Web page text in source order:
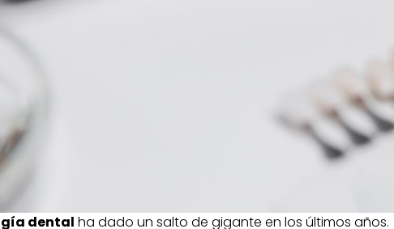
dental ha dado un salto de gigante en los últimos años.